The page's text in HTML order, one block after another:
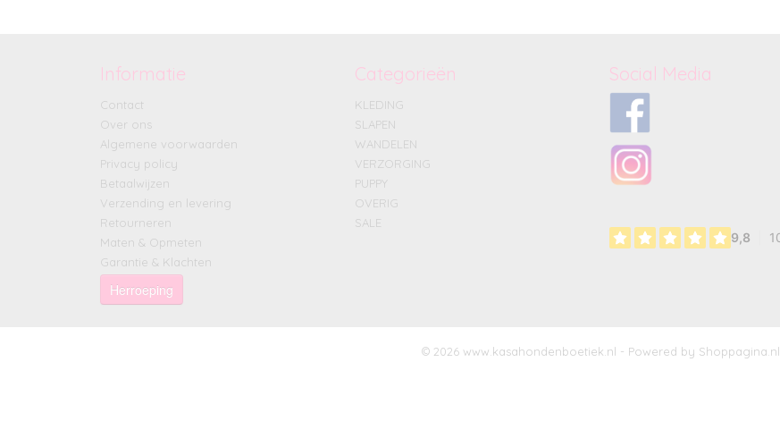
Informatie
Contact
Over ons
Algemene voorwaarden
Privacy policy
Betaalwijzen
Verzending en levering
Retourneren
Maten & Opmeten
Garantie & Klachten
Herroeping
Categorieën
KLEDING
SLAPEN
WANDELEN
VERZORGING
PUPPY
OVERIG
SALE
Social Media
© 2026 www.kasahondenboetiek.nl - Powered by Shoppagina.nl